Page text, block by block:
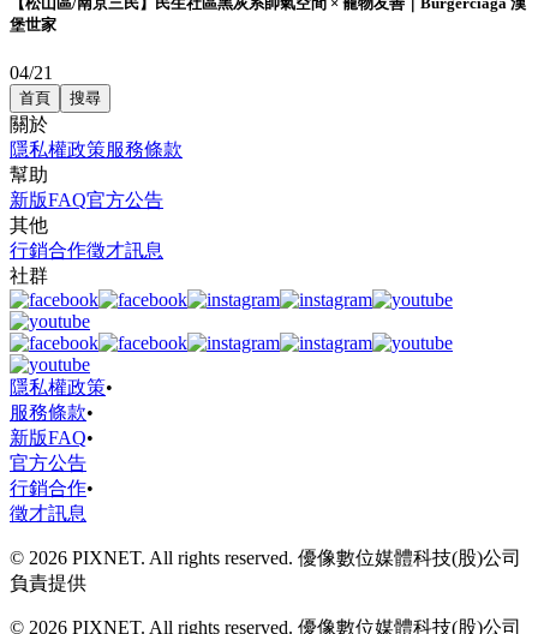
堡世家
04/21
首頁 搜尋
關於
隱私權政策服務條款
幫助
新版FAQ官方公告
其他
行銷合作徵才訊息
社群
隱私權政策•
服務條款•
新版FAQ•
官方公告
行銷合作•
徵才訊息
© 2026 PIXNET. All rights reserved. 優像數位媒體科技(股)公司
負責提供
© 2026 PIXNET. All rights reserved. 優像數位媒體科技(股)公司